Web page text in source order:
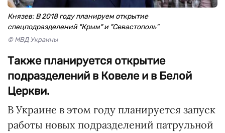
Князев: В 2018 году планируем открытие
спецподразделений "Крым" и "Севастополь"
© МВД Украины
Также планируется открытие
подразделений в Ковеле и в Белой
Церкви.
В Украине в этом году планируется запуск
работы новых подразделений патрульной